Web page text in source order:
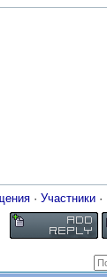
· Участники ·